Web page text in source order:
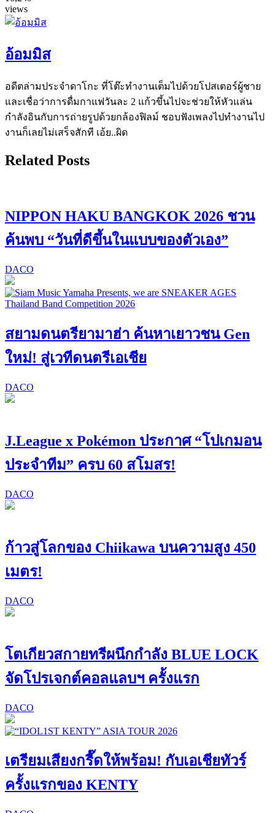
views
อ้อมมิส
อดีตล่ามประจำดาโกะ ที่โต๊ะทำงานเต็มไปด้วยโปสเตอร์ผู้ชาย
และเชื่อว่าการดื่มกาแฟวันละ 2 แก้วขึ้นไปจะช่วยให้หัวแล่น
กำลังอินกับการถ่ายรูปด้วยกล้องฟิลม์ ชอบฟังเพลงไปทำงานไป
งานก็เลยไม่เสร็จสักที เอ้ย..ผิด
Related Posts
NIPPON HAKU BANGKOK 2026 ชวน
ค้นพบ “วันที่ดีขึ้นในแบบของตัวเอง”
DACO
สยามดนตรียามาฮ่า ค้นหาเยาวชน Gen
ใหม่! สู่เวทีดนตรีเอเชีย
DACO
J.League x Pokémon ประกาศ “โปเกมอน
ประจำทีม” ครบ 60 สโมสร!
DACO
ก้าวสู่โลกของ Chiikawa บนความสูง 450
เมตร!
DACO
โตเกียวสกายทรีผนึกกำลัง BLUE LOCK
จัดโปรเจกต์คอลแลบฯ ครั้งแรก
DACO
เตรียมเสียงกรี๊ดให้พร้อม! กับเอเชียทัวร์
ครั้งแรกของ KENTY